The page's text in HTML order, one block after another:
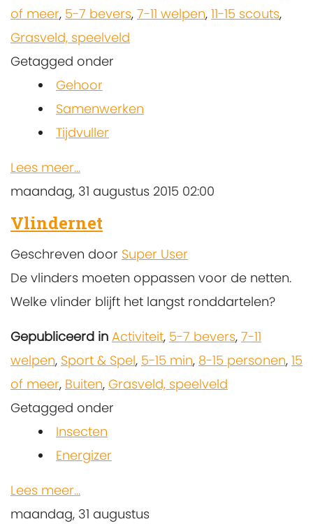
of meer, 5-7 bevers, 7-11 welpen, 11-15 scouts,
Grasveld, speelveld
Getagged onder
Gehoor
Samenwerken
Tijdvuller
Lees meer...
maandag, 31 augustus 2015 02:00
Vlindernet
Geschreven door Super User
De vlinders moeten oppassen voor de netten.
Welke vlinder blijft het langst ronddartelen?
Gepubliceerd in Activiteit, 5-7 bevers, 7-11
welpen, Sport & Spel, 5-15 min, 8-15 personen, 15
of meer, Buiten, Grasveld, speelveld
Getagged onder
Insecten
Energizer
Lees meer...
maandag, 31 augustus